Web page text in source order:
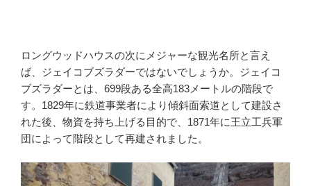
ロングウッドハウスの次にメジャーな観光名所と言え
ば、ジェイコブズラダーではないでしょうか。ジェイコ
ブズラダーとは、699段ある全高183メートルの階段で
す。1829年に鉄道事業者により傾斜面索道として建設さ
れた後、物資を持ち上げる目的で、1871年に王立工兵軍
団によって階段として再建されました。